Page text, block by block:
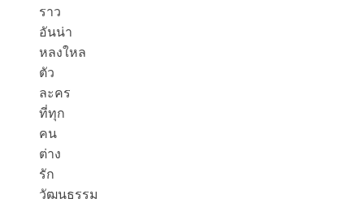
ราว
อันน่า
หลงใหล
ตัว
ละคร
ที่ทุก
คน
ต่าง
รัก
วัฒนธรรม